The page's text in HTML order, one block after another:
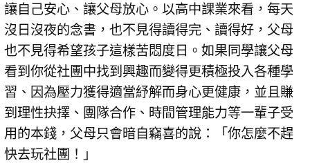
讓自己安心、讓父母放心。以高中課業來看，每天
沒日沒夜的念書，也不見得讀得完、讀得好，父母
也不見得希望孩子這樣苦悶度日。如果同學讓父母
看到你從社團中找到興趣而變得更積極投入各種學
習、因為壓力獲得適當紓解而身心更健康，並且賺
到理性抉擇、團隊合作、時間管理能力等一輩子受
用的本錢，父母只會暗自竊喜的說：「你怎麼不趕
快去玩社團！」